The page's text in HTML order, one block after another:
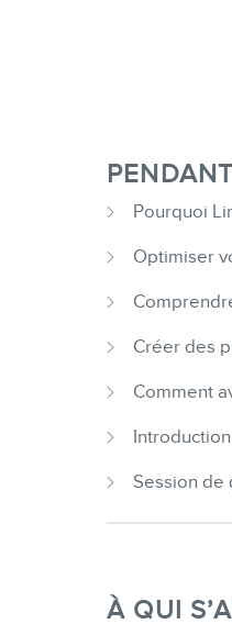
Pourquoi
Optimiser
Créer des
Comment
Session de
À QUI